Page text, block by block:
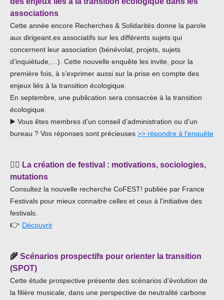
associations
Cette année encore Recherches & Solidarités donne la parole
aux dirigeant.es associatifs sur les différents sujets qui
concernent leur association (bénévolat, projets, sujets
d’inquiétude,…). Cette nouvelle enquête les invite, pour la
première fois, à s’exprimer aussi sur la prise en compte des
enjeux liés à la transition écologique.
En septembre, une publication sera consacrée à la transition
écologique.
▶️ Vous êtes membres d’un conseil d’administration ou d’un
bureau ? Vos réponses sont précieuses >> répondre à l'enquête
🕵️‍♀️ La création de festival : motivations, sociologies,
mutations
Consultez la nouvelle recherche CoFEST! publiée par France
Festivals pour mieux connaitre celles et ceux à l'initiative des
festivals.
👉 Découvrir
🌾 Scénarios prospectifs pour orienter la transition
(SPOT)
Cette étude prospective présente des scénarios d’évolution de
la filière musicale, dans une perspective de neutralité carbone